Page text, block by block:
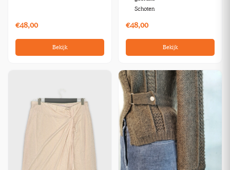
€48,00
Bekijk
Schoten
€48,00
Bekijk